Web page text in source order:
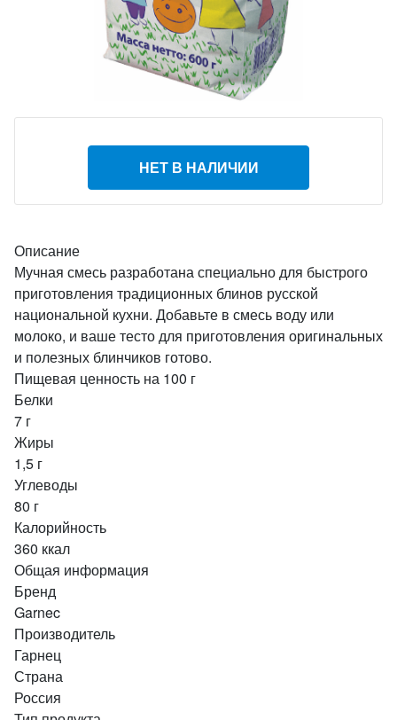
НЕТ В НАЛИЧИИ
Описание
Мучная смесь разработана специально для быстрого
приготовления традиционных блинов русской
национальной кухни. Добавьте в смесь воду или
молоко, и ваше тесто для приготовления оригинальных
и полезных блинчиков готово.
Пищевая ценность на 100 г
Белки
7 г
Жиры
1,5 г
Углеводы
80 г
Калорийность
360 ккал
Общая информация
Бренд
Garnec
Производитель
Гарнец
Страна
Россия